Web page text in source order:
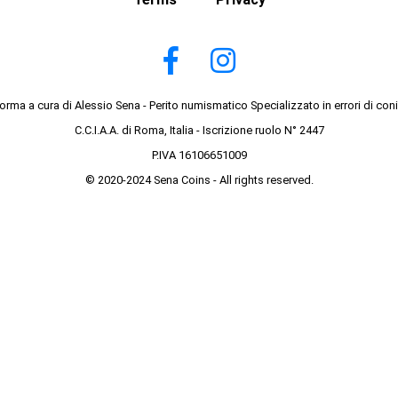
a cura di Alessio Sena - Perito numismatico Specializzato in errori di
C.C.I.A.A. di Roma, Italia - Iscrizione ruolo N° 2447
P.IVA 16106651009
© 2020-2024 Sena Coins - All rights reserved.